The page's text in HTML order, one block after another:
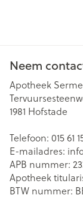
Neem
Apotheek
1981 Hofstade
Telefoon: 015 61
E-mailadres:
APB nummer:
Apotheek
BTW nummer: